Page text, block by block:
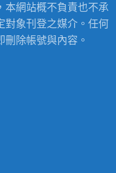
本網站概不負責也不承
對象刊登之媒介。任何
除帳號與內容。